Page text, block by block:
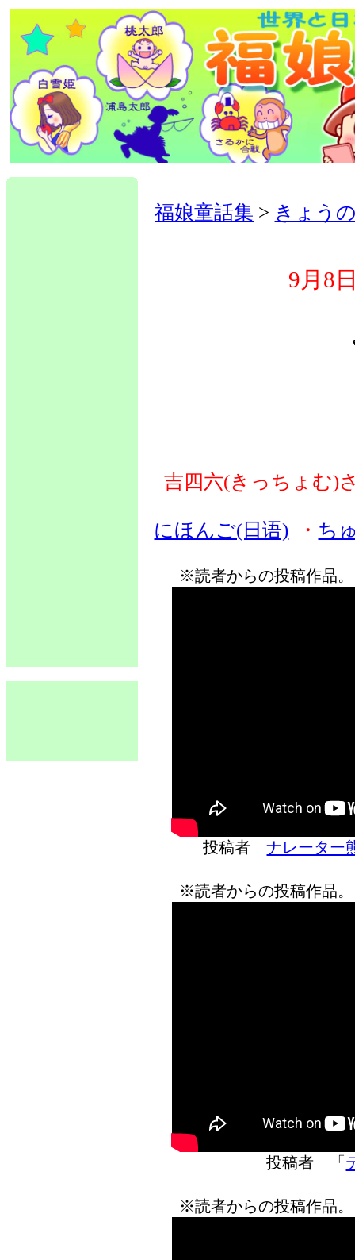
福娘童話集 > きょう
9月8
吉四六(きっちょむ)
にほんご(日语) ・ ち
※読者からの投稿作品
投稿者ナレーター
※読者からの投稿作品
投稿者 「
※読者からの投稿作品